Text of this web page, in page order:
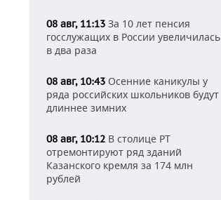
08 авг, 11:13 За 10 лет пенсия
госслужащих в России увеличилась
в два раза
08 авг, 10:43 Осенние каникулы у
ряда российских школьников будут
длиннее зимних
08 авг, 10:12 В столице РТ
отремонтируют ряд зданий
Казанского кремля за 174 млн
рублей